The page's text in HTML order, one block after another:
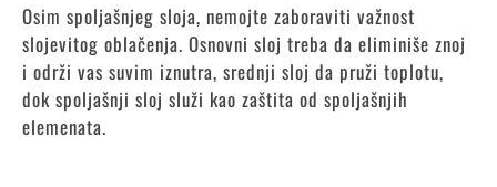
Osim spoljašnjeg sloja, nemojte zaboraviti važnost
slojevitog oblačenja. Osnovni sloj treba da eliminiše znoj
i održi vas suvim iznutra, srednji sloj da pruži toplotu,
dok spoljašnji sloj služi kao zaštita od spoljašnjih
elemenata.